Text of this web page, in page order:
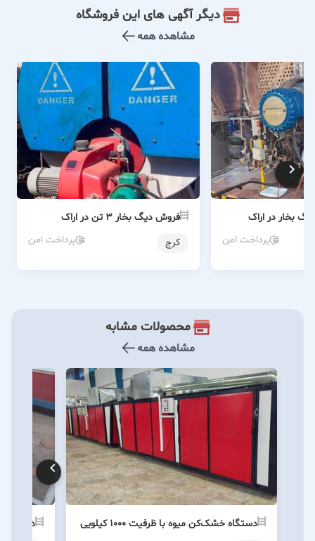
دیگر آگهی های این فروشگاه
مشاهده همه
بخار در اراک
پرداخت امن
فروش دیگ بخار ۳ تن در اراک
کرج
پرداخت امن
محصولات مشابه
مشاهده همه
دستگاه خشک‌کن میوه با ظرفیت ۱۰۰۰ کیلویی